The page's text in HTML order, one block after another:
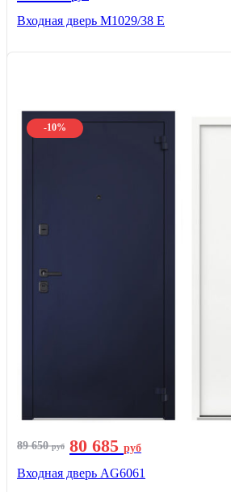
Входная дверь М1029/38 E
-10%
89 650руб 80 685 руб
Входная дверь AG6061